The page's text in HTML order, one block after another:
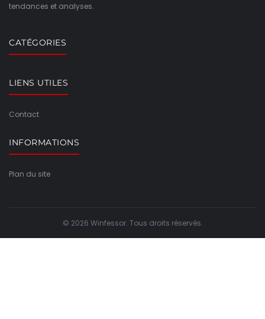
tendances et analyses.
CATÉGORIES
LIENS UTILES
Contact
INFORMATIONS
Plan du site
© 2026 Winfessor. Tous droits réservés.